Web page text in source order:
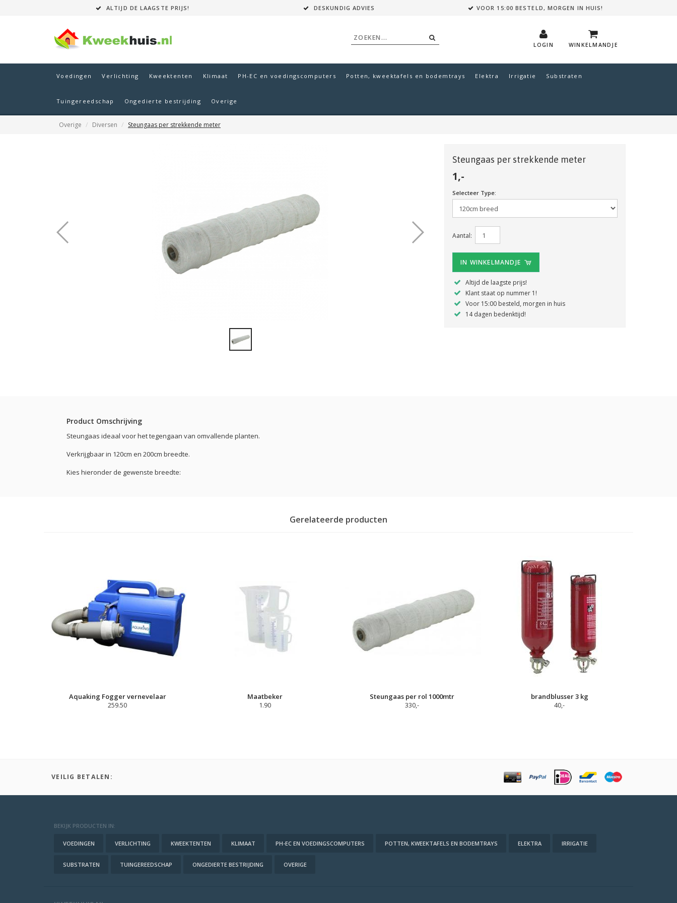
ALTIJD DE LAAGSTE PRIJS! DESKUNDIG ADVIES VOOR 15:00 BESTELD, MORGEN IN HUIS!
WINKELMANDJE
LOGIN
Voedingen Verlichting Kweektenten Klimaat PH-EC en voedingscomputers Potten, kweektafels en bodemtrays Elektra Irrigatie Substraten
Tuingereedschap Ongedierte bestrijding Overige
Overige Diversen Steungaas per strekkende meter
Steungaas per strekkende meter
1,-
Selecteer Type:
Aantal:
IN WINKELMANDJE
Altijd de laagste prijs!
Klant staat op nummer 1!
Voor 15:00 besteld, morgen in huis
14 dagen bedenktijd!
Product Omschrijving
Steungaas ideaal voor het tegengaan van omvallende planten.
Verkrijgbaar in 120cm en 200cm breedte.
Kies hieronder de gewenste breedte:
Gerelateerde producten
Aquaking Fogger vernevelaar
259.50
Maatbeker
1.90
Steungaas per rol 1000mtr
330,-
brandblusser 3 kg
40,-
VEILIG BETALEN:
BEKIJK PRODUCTEN IN:
VOEDINGEN VERLICHTING KWEEKTENTEN KLIMAAT PH-EC EN VOEDINGSCOMPUTERS POTTEN, KWEEKTAFELS EN BODEMTRAYS ELEKTRA IRRIGATIE
SUBSTRATEN TUINGEREEDSCHAP ONGEDIERTE BESTRIJDING OVERIGE